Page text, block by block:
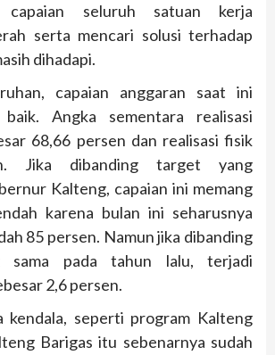
capaian seluruh satuan kerja
serta mencari solusi terhadap
dihadapi.
capaian anggaran saat ini
Angka sementara realisasi
68,66 persen dan realisasi fisik
Jika dibanding target yang
Kalteng, capaian ini memang
karena bulan ini seharusnya
85 persen. Namun jika dibanding
sama pada tahun lalu, terjadi
2,6 persen.
kendala, seperti program Kalteng
Barigas itu sebenarnya sudah